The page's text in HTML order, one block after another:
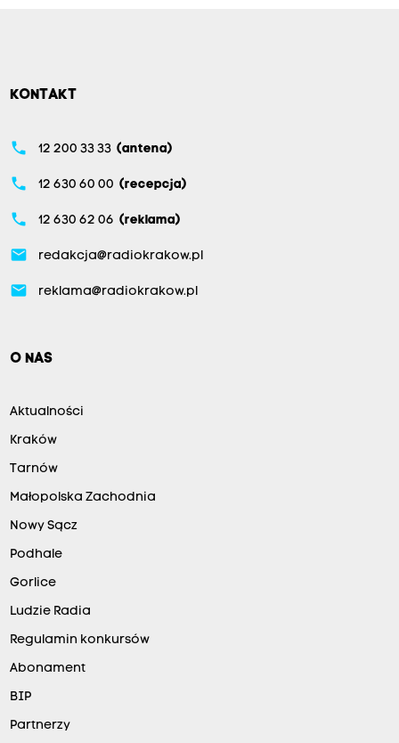
KONTAKT
phone 12 200 33 33 (antena)
phone 12 630 60 00 (recepcja)
phone 12 630 62 06 (reklama)
email redakcja@radiokrakow.pl
email reklama@radiokrakow.pl
O NAS
Aktualności
Kraków
Tarnów
Małopolska Zachodnia
Nowy Sącz
Podhale
Gorlice
Ludzie Radia
Regulamin konkursów
Abonament
BIP
Partnerzy